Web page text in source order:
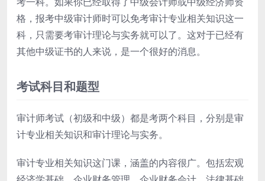
格，报考中级审计师时可以免考审计专业相关知识这一
科，只需要考审计理论与实务就可以了。这对于已经有
其他中级证书的人来说，是一个很好的消息。
考试科目和题型
审计师考试（初级和中级）都是考两个科目，分别是审
计专业相关知识和审计理论与实务。
审计专业相关知识这门课，涵盖的内容很广。包括宏观